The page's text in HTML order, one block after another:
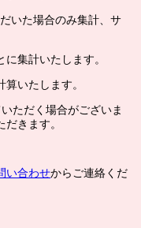
いた場合のみ集計、サ
集計いたします。
いたします。
ただく場合がございま
きます。
い合わせからご連絡くだ